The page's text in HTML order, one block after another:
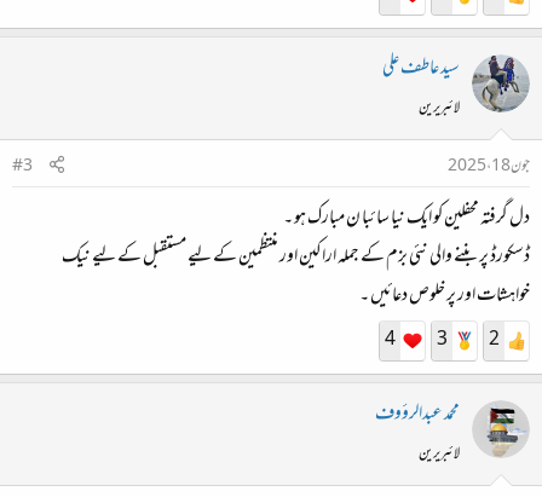
سید عاطف علی
لائبریرین
جون 18، 2025
#3
دل گرفتہ محفلین کو ایک نیا سائبا ن مبارک ہو ۔
ڈسکورڈ پر بننے والی نئی بزم کے جملہ اراکین اور منتظمین کے لیے مستقبل کے لیے نیک
خواہشات اور پر خلوص دعائیں ۔
2
3
4
محمد عبدالرؤوف
لائبریرین